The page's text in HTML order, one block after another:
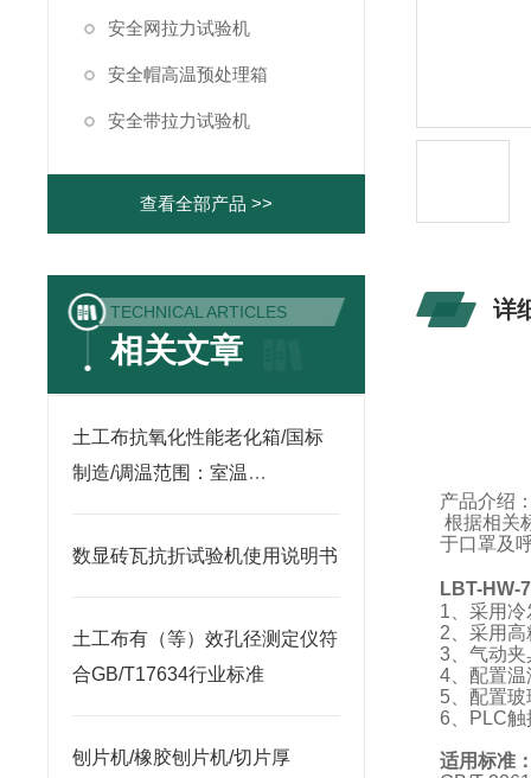
安全网拉力试验机
安全帽高温预处理箱
安全带拉力试验机
查看全部产品 >>
TECHNICAL ARTICLES
相关文章
土工布抗氧化性能老化箱/国标
制造/调温范围：室温
数显砖瓦抗折试验机使用说明书
土工布有（等）效孔径测定仪符
合GB/T17634行业标准
刨片机/橡胶刨片机/切片厚
详
产品介绍
根据相关
于口罩及
LBT-HW-
1 、采用
2 、采用
3 、气动
4 、配置
5 、配置
6
PLC触
适用标准